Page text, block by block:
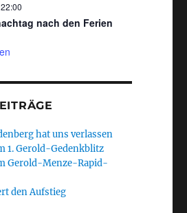
22:00
nach den Ferien
hat uns verlassen
1. Gerold-Gedenkblitz
Gerold-Menze-Rapid-
den Aufstieg